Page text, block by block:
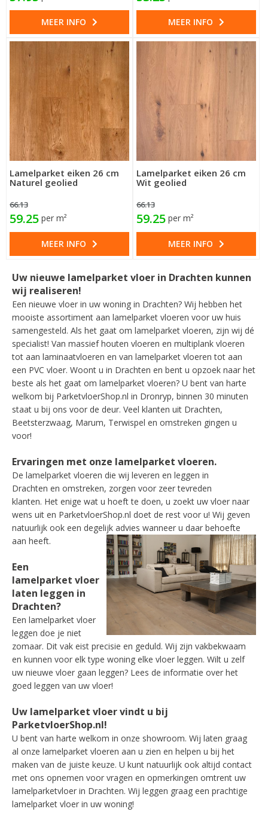
MEER INFO MEER INFO
Lamelparket eiken 26 cm
Naturel geolied
66.13
59.25 per m²
MEER INFO
Lamelparket eiken 26 cm
Wit geolied
66.13
59.25 per m²
MEER INFO
Uw nieuwe lamelparket vloer in Drachten kunnen
wij realiseren!
Een nieuwe vloer in uw woning in Drachten? Wij hebben het
mooiste assortiment aan lamelparket vloeren voor uw huis
samengesteld. Als het gaat om lamelparket vloeren, zijn wij dé
specialist! Van massief houten vloeren en multiplank vloeren
tot aan laminaatvloeren en van lamelparket vloeren tot aan
een PVC vloer. Woont u in Drachten en bent u opzoek naar het
beste als het gaat om lamelparket vloeren? U bent van harte
welkom bij ParketvloerShop.nl in Dronryp, binnen 30 minuten
staat u bij ons voor de deur. Veel klanten uit Drachten,
Beetsterzwaag, Marum, Terwispel en omstreken gingen u
voor!
Ervaringen met onze lamelparket vloeren.
De lamelparket vloeren die wij leveren en leggen in
Drachten en omstreken, zorgen voor zeer tevreden
klanten. Het enige wat u hoeft te doen, u zoekt uw vloer naar
wens uit en ParketvloerShop.nl doet de rest voor u! Wij geven
natuurlijk ook een degelijk advies wanneer u daar behoefte
aan heeft.
Een
lamelparket vloer
laten leggen in
Drachten?
Een lamelparket vloer
leggen doe je niet
zomaar. Dit vak eist precisie en geduld. Wij zijn vakbekwaam
en kunnen voor elk type woning elke vloer leggen. Wilt u zelf
uw nieuwe vloer gaan leggen? Lees de informatie over het
goed leggen van uw vloer!
Uw lamelparket vloer vindt u bij
ParketvloerShop.nl!
U bent van harte welkom in onze showroom. Wij laten graag
al onze lamelparket vloeren aan u zien en helpen u bij het
maken van de juiste keuze. U kunt natuurlijk ook altijd contact
met ons opnemen voor vragen en opmerkingen omtrent uw
lamelparketvloer in Drachten. Wij leggen graag een prachtige
lamelparket vloer in uw woning!